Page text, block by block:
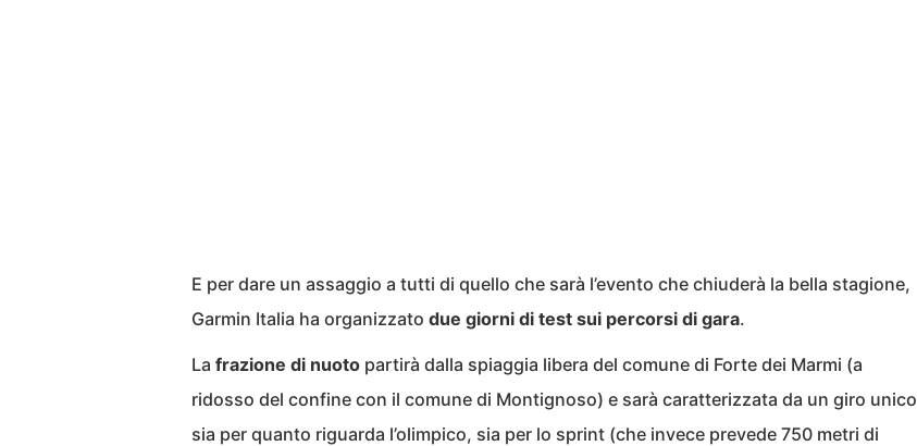
E per dare un assaggio a tutti di quello che sarà l’evento che chiuderà la bella stagione,
Garmin Italia ha organizzato due giorni di test sui percorsi di gara.
La frazione di nuoto partirà dalla spiaggia libera del comune di Forte dei Marmi (a
ridosso del confine con il comune di Montignoso) e sarà caratterizzata da un giro unico
sia per quanto riguarda l’olimpico, sia per lo sprint (che invece prevede 750 metri di